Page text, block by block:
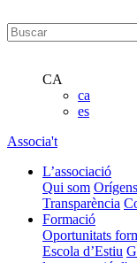
CA
ca
es
Associa't
L’associació
Qui som Orígens
Transparència
Formació
Oportunitats
Escola d’Estiu